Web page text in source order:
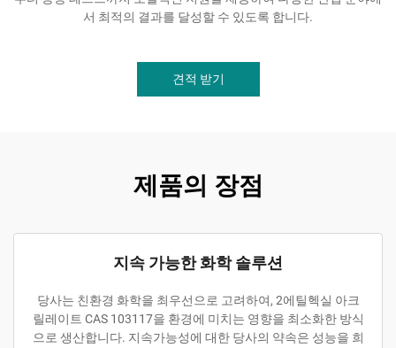
서 최적의 결과를 달성할 수 있도록 합니다.
견적 받기
제품의 장점
지속 가능한 화학 솔루션
당사는 친환경 화학을 최우선으로 고려하여, 2에틸헥실 아크
릴레이트 CAS 103117을 환경에 미치는 영향을 최소화한 방식
으로 생산합니다. 지속가능성에 대한 당사의 약속은 성능을 희